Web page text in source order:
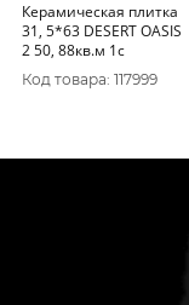
Керамическая плитка
31, 5*63 DESERT OASIS
2 50, 88кв.м 1с
Код товара: 117999